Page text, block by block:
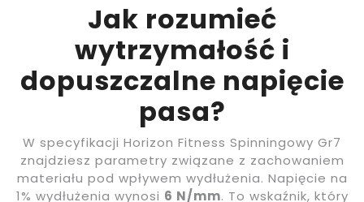
Jak rozumieć
wytrzymałość i
dopuszczalne napięcie
pasa?
W specyfikacji Horizon Fitness Spinningowy Gr7
znajdziesz parametry związane z zachowaniem
materiału pod wpływem wydłużenia. Napięcie na
1% wydłużenia wynosi 6 N/mm. To wskaźnik, który